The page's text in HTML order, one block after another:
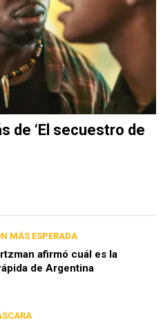
de ‘El secuestro de
MÁS ESPERADA
afirmó cuál es la
de Argentina